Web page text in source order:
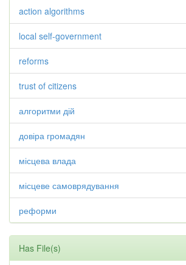
action algorithms
local self-government
reforms
trust of citizens
алгоритми дій
довіра громадян
місцева влада
місцеве самоврядування
реформи
Has File(s)